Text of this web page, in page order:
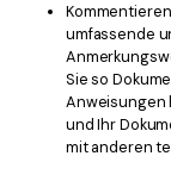
umfassende
Sie so
Anweisungen
und Ihr
mit anderen